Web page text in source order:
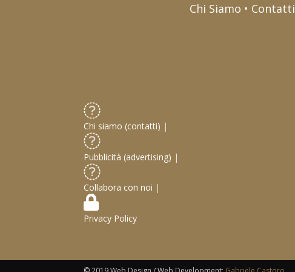
Chi Siamo • Contatti
Chi siamo (contatti) |
Pubblicità (advertising) |
Collabora con noi |
Privacy Policy